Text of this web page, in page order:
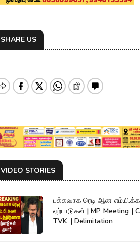
SHARE US
VIDEO STORIES
பக்கவாக ரெடி ஆன
ஏற்பாடுகள் | MP Meeting |
TVK | Delimitation